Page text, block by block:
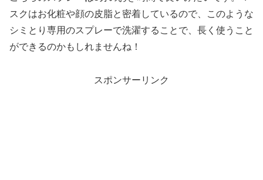
スクはお化粧や顔の皮脂と密着しているので、このような
シミとり専用のスプレーで洗濯することで、長く使うこと
ができるのかもしれませんね！
スポンサーリンク